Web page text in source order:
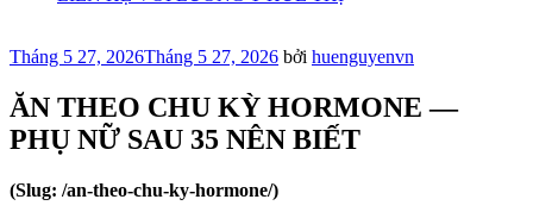
Đăng
Tháng 5 27, 2026Tháng 5 27, 2026 bởi huenguyenvn
ĂN THEO CHU KỲ HORMONE —
PHỤ NỮ SAU 35 NÊN BIẾT
(Slug: /an-theo-chu-ky-hormone/)